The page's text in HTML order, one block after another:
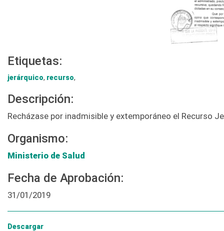
Etiquetas:
jerárquico, recurso,
Descripción:
Recházase por inadmisible y extemporáneo el Recurso
Organismo:
Ministerio de Salud
Fecha de Aprobación:
31/01/2019
Descargar